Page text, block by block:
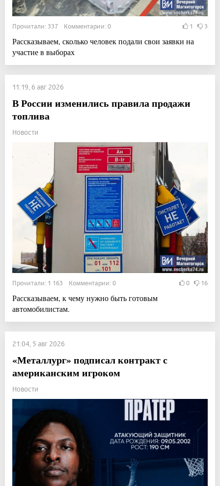
Прочитали: 337 Комментарии: 0 1 3
Рассказываем, сколько человек подали свои заявки на
участие в выборах
11:19, 6 авг 2026
В России изменились правила продажи
топлива
Новости
Прочитали: 1 163 Комментарии: 0 0 16
Рассказываем, к чему нужно быть готовым
автомобилистам.
21:04, 5 авг 2026
«Металлург» подписал контракт с
американским игроком
Новости